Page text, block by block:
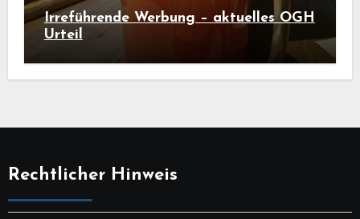
Irreführende Werbung – aktuelles OGH
Urteil
Rechtlicher Hinweis